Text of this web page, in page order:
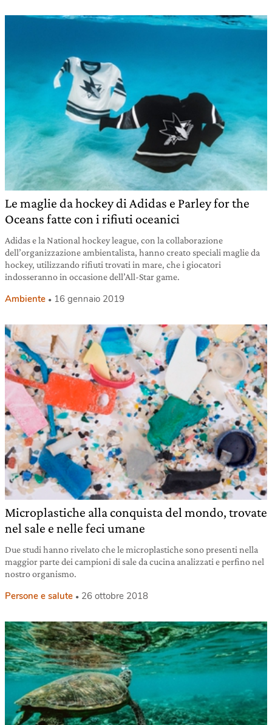
Le maglie da hockey di Adidas e Parley for the
Oceans fatte con i rifiuti oceanici
Adidas e la National hockey league, con la collaborazione
dell’organizzazione ambientalista, hanno creato speciali maglie da
hockey, utilizzando rifiuti trovati in mare, che i giocatori
indosseranno in occasione dell’All-Star game.
Ambiente 16 gennaio 2019
Microplastiche alla conquista del mondo, trovate
nel sale e nelle feci umane
Due studi hanno rivelato che le microplastiche sono presenti nella
maggior parte dei campioni di sale da cucina analizzati e perfino nel
nostro organismo.
Persone e salute 26 ottobre 2018